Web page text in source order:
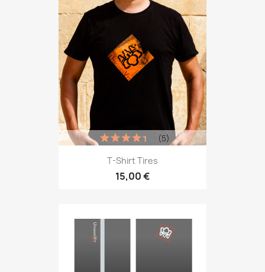
T-Shirt Tires
15,00 €
(5)